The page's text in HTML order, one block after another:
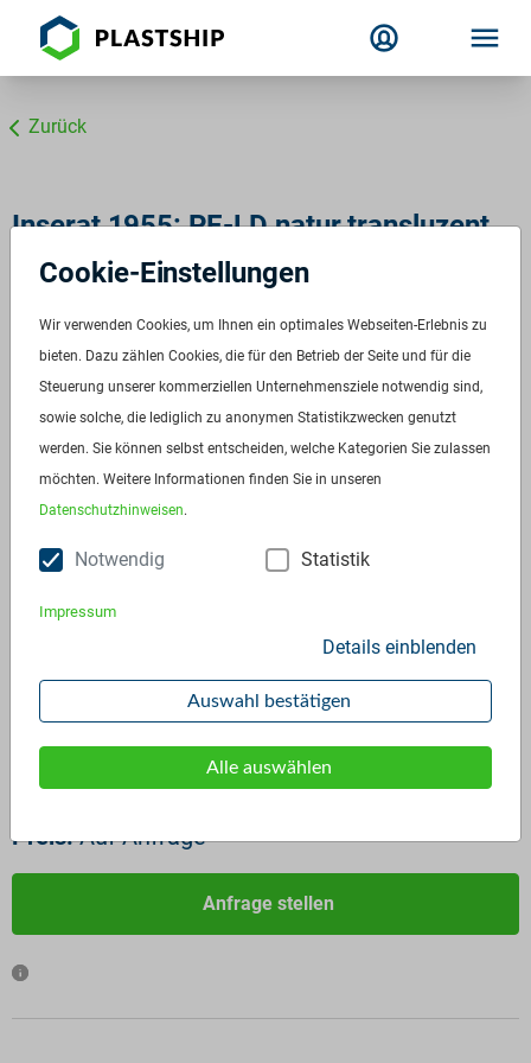
Zurück
Inserat 1955: PE-LD natur transluzent
ID:1955
Verfügbar ab:Sofort
Frequenz:
Menge:Auf Anfrage
Preis:Auf Anfrage
Anfrage stellen
Cookie-Einstellungen
Wir verwenden Cookies, um Ihnen ein optimales Webseiten-Erlebnis zu
bieten. Dazu zählen Cookies, die für den Betrieb der Seite und für die
Steuerung unserer kommerziellen Unternehmensziele notwendig sind,
sowie solche, die lediglich zu anonymen Statistikzwecken genutzt
werden. Sie können selbst entscheiden, welche Kategorien Sie zulassen
möchten. Weitere Informationen finden Sie in unseren
Datenschutzhinweisen.
Notwendig Statistik
Impressum
Details einblenden
Auswahl bestätigen
Alle auswählen